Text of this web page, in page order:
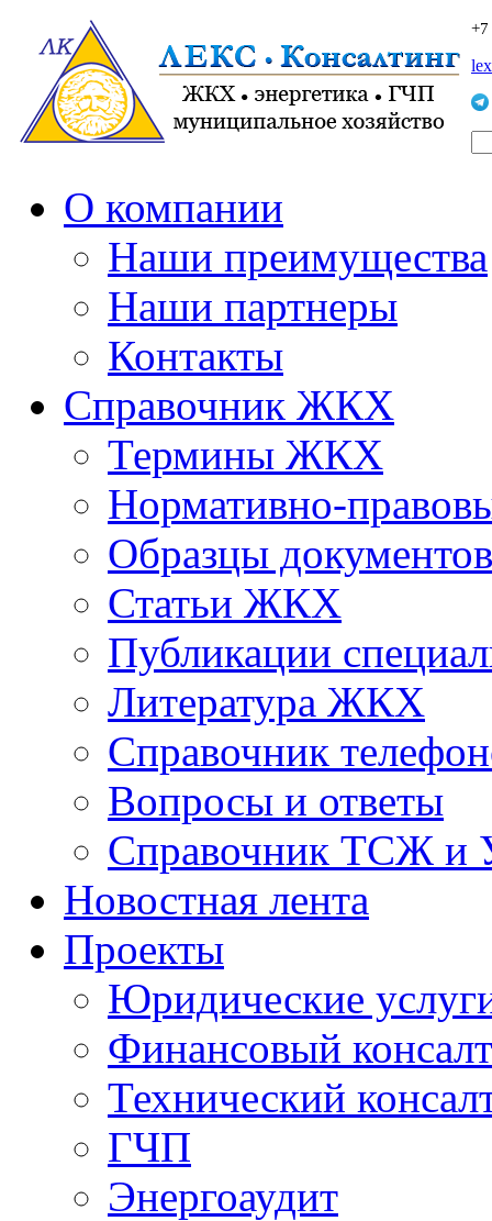
О компании
Наши преимущества
Наши партнеры
Контакты
Справочник ЖКХ
Термины ЖКХ
Нормативно-
Образцы документов
Статьи ЖКХ
Публикации
Литература ЖКХ
Справочник
Вопросы и ответы
Справочник ТСЖ и
Новостная лента
Проекты
Юридические
Финансовый
Технический
ГЧП
Энергоаудит